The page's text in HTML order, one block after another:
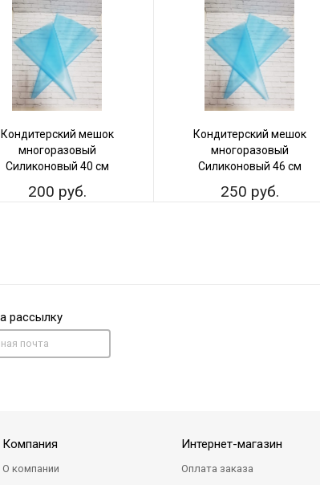
Кондитерский мешок
многоразовый
Силиконовый 40 см
200 руб.
Кондитерский мешок
многоразовый
Силиконовый 46 см
250 руб.
рассылку
Компания
О компании
Интернет-магазин
Оплата заказа